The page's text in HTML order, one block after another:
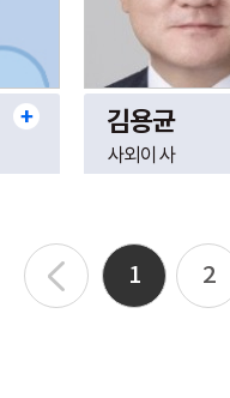
김용균
사외이사
1 2